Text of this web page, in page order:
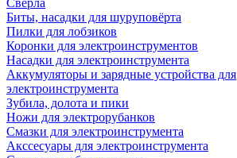
Сверла
Биты, насадки для шуруповёрта
Пилки для лобзиков
Коронки для электроинструментов
Насадки для электроинструмента
Аккумуляторы и зарядные устройства для
электроинструмента
Зубила, долота и пики
Ножи для электрорубанков
Смазки для электроинструмента
Акссесуары для электроинструмента